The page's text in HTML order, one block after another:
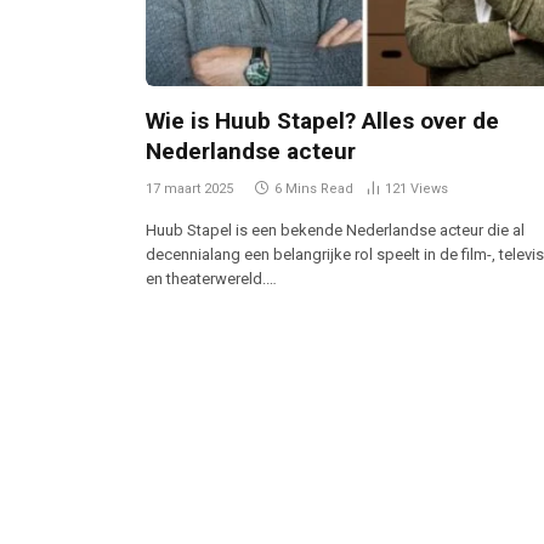
Wie is Huub Stapel? Alles over de
Nederlandse acteur
17 maart 2025 6 Mins Read 121 Views
Huub Stapel is een bekende Nederlandse acteur die al
decennialang een belangrijke rol speelt in de film-,
en theaterwereld.…